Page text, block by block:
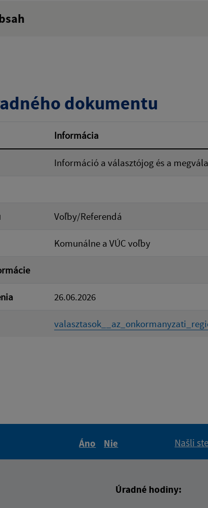
dokumentu
Informácia
Információ a választójog és a
Voľby/Referendá
Komunálne a VÚC voľby
26.06.2026
Áno
Nie
Našli
Úradné hodiny: